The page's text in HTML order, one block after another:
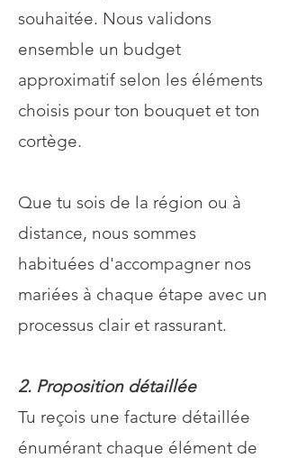
souhaitée. Nous validons
ensemble un budget
approximatif selon les éléments
choisis pour ton bouquet et ton
cortège.
Que tu sois de la région ou à
distance, nous sommes
habituées d'accompagner nos
mariées à chaque étape avec un
processus clair et rassurant.
2. Proposition détaillée
Tu reçois une facture détaillée
énumérant chaque élément de